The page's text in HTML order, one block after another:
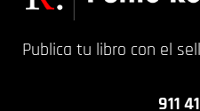
Publica tu libro con el
911